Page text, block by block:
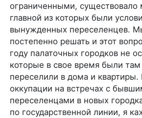
ограниченными, существовало
главной из которых были
вынужденных переселенцев.
постепенно решать и этот
году палаточных городков не
которые в свое время были
переселили в дома и квартиры.
оккупации на встречах с
переселенцами в новых
по государственной линии, я